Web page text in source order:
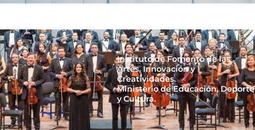
Instituto de Fomento de las
Artes, Innovación y
Creatividades.
Ministerio de Educación, Deporte
y Cultura.